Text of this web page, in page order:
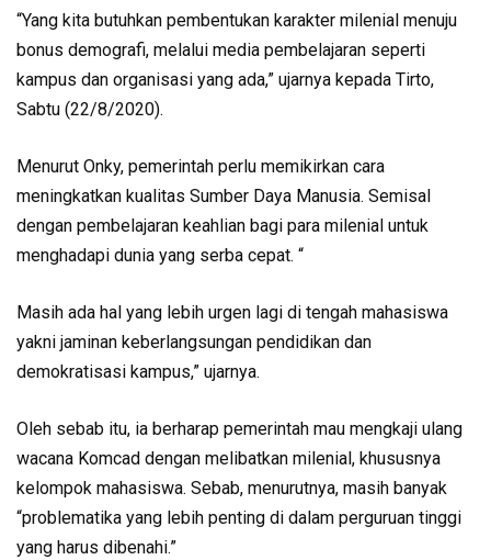
“Yang kita butuhkan pembentukan karakter milenial menuju
bonus demografi, melalui media pembelajaran seperti
kampus dan organisasi yang ada,” ujarnya kepada Tirto,
Sabtu (22/8/2020).
Menurut Onky, pemerintah perlu memikirkan cara
meningkatkan kualitas Sumber Daya Manusia. Semisal
dengan pembelajaran keahlian bagi para milenial untuk
menghadapi dunia yang serba cepat. “
Masih ada hal yang lebih urgen lagi di tengah mahasiswa
yakni jaminan keberlangsungan pendidikan dan
demokratisasi kampus,” ujarnya.
Oleh sebab itu, ia berharap pemerintah mau mengkaji ulang
wacana Komcad dengan melibatkan milenial, khususnya
kelompok mahasiswa. Sebab, menurutnya, masih banyak
“problematika yang lebih penting di dalam perguruan tinggi
yang harus dibenahi.”